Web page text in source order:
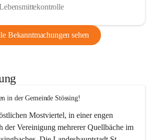
Bekanntmachungen sehen
in der Gemeinde Stössing!
Mostviertel, in einer engen
der Vereinigung mehrerer Quellbäche im